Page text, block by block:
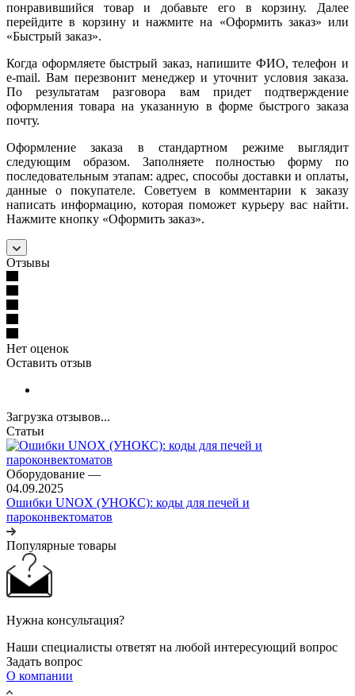
понравившийся товар и добавьте его в корзину. Далее
перейдите в корзину и нажмите на «Оформить заказ» или
«Быстрый заказ».
Когда оформляете быстрый заказ, напишите ФИО, телефон и
e-mail. Вам перезвонит менеджер и уточнит условия заказа.
По результатам разговора вам придет подтверждение
оформления товара на указанную в форме быстрого заказа
почту.
Оформление заказа в стандартном режиме выглядит
следующим образом. Заполняете полностью форму по
последовательным этапам: адрес, способы доставки и оплаты,
данные о покупателе. Советуем в комментарии к заказу
написать информацию, которая поможет курьеру вас найти.
Нажмите кнопку «Оформить заказ».
Отзывы
Нет оценок
Оставить отзыв
Загрузка отзывов...
Статьи
Оборудование —
04.09.2025
Ошибки UNOX (УНОКС): коды для печей и
пароконвектоматов
Популярные товары
Нужна консультация?
Наши специалисты ответят на любой интересующий вопрос
Задать вопрос
О компании